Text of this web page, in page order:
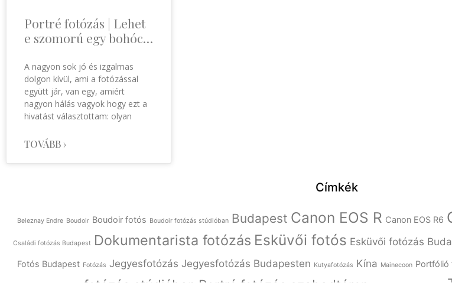
Portré fotózás | Lehet
e szomorú egy bohóc…
A nagyon sok jó és izgalmas
dolgon kívül, ami a fotózással
együtt jár, van egy, amiért
nagyon hálás vagyok hogy ezt a
hivatást választottam: olyan
TOVÁBB ›
Címkék
Beleznay Endre Boudoir Boudoir fotós Boudoir fotózás stúdióban Budapest Canon EOS R Canon EOS R6
Családi fotózás Budapest Dokumentarista fotózás Esküvői fotós Esküvői fotózás
Fotós Budapest Fotózás Jegyesfotózás Jegyesfotózás Budapesten Kutyafotózás Kína Mainecoon Portfólió
fotózás stúdióban Portré fotózás szabadtéren